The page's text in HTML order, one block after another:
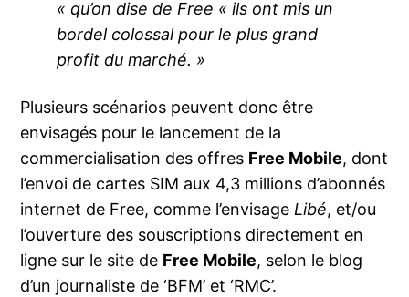
« qu’on dise de Free « ils ont mis un
bordel colossal pour le plus grand
profit du marché. »
Plusieurs scénarios peuvent donc être
envisagés pour le lancement de la
commercialisation des offres Free Mobile, dont
l’envoi de cartes SIM aux 4,3 millions d’abonnés
internet de Free, comme l’envisageLibé, et/ou
l’ouverture des souscriptions directement en
ligne sur le site de Free Mobile, selon le blog
d’un journaliste de ‘BFM’ et ‘RMC’.